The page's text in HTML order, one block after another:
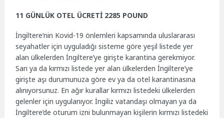
11 GÜNLÜK OTEL ÜCRETİ 2285 POUND
İngiltere’nin Kovid-19 önlemleri kapsamında uluslararası
seyahatler için uyguladığı sisteme göre yeşil listede yer
alan ülkelerden İngiltere’ye girişte karantina gerekmiyor.
Sarı ya da kırmızı listede yer alan ülkelerden İngiltere’ye
girişte aşı durumunuza göre ev ya da otel karantinasına
alınıyorsunuz. En ağır kurallar kırmızı listedeki ülkelerden
gelenler için uygulanıyor. İngiliz vatandaşı olmayan ya da
İngiltere’de oturum izni bulunmayan kişilerin kırmızı listedeki